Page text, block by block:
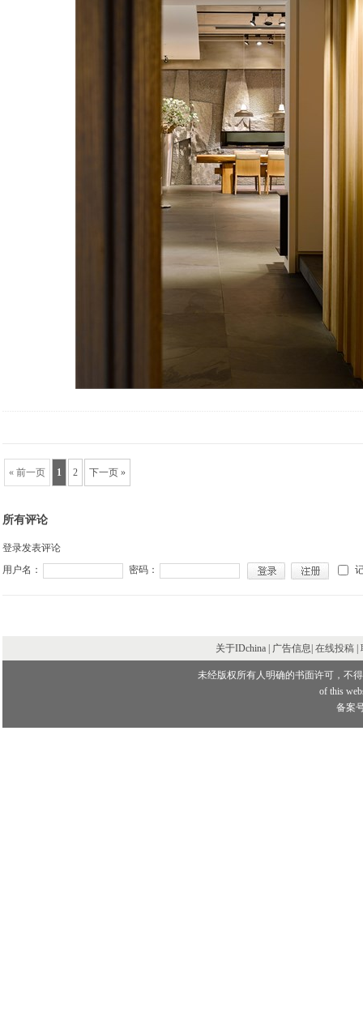
« 前一页 1 2 下一页 »
所有评论
登录发表评论
用户名：
密码：
关于IDchina | 广告信息| 在线投稿
未经版权所有人明确的书面许可，不
of this
备案